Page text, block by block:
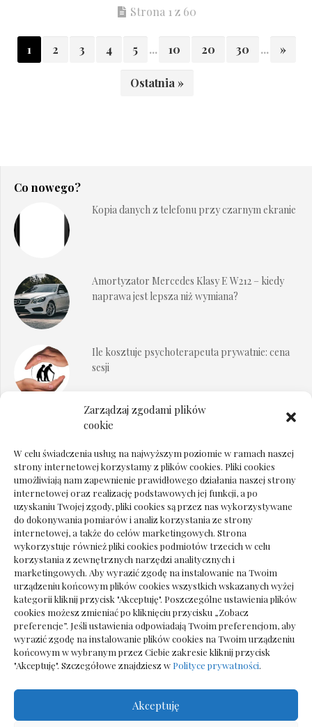
Zarządzaj zgodami plików
cookie
W celu świadczenia usług na najwyższym poziomie w ramach naszej
strony internetowej korzystamy z plików cookies. Pliki cookies
umożliwiają nam zapewnienie prawidłowego działania naszej strony
internetowej oraz realizację podstawowych jej funkcji, a po
uzyskaniu Twojej zgody, pliki cookies są przez nas wykorzystywane
do dokonywania pomiarów i analiz korzystania ze strony
internetowej, a także do celów marketingowych. Strona
wykorzystuje również pliki cookies podmiotów trzecich w celu
korzystania z zewnętrznych narzędzi analitycznych i
marketingowych. Aby wyrazić zgodę na instalowanie na Twoim
urządzeniu końcowym plików cookies wszystkich wskazanych wyżej
kategorii kliknij przycisk "Akceptuję". Poszczególne ustawienia plików
cookies możesz zmieniać po kliknięciu przycisku „Zobacz
preferencje”. Jeśli ustawienia odpowiadają Twoim preferencjom, aby
wyrazić zgodę na instalowanie plików cookies na Twoim urządzeniu
końcowym w wybranym przez Ciebie zakresie kliknij przycisk
"Akceptuję". Szczegółowe znajdziesz w Polityce prywatności.
Akceptuję
Strona 1 z 60
1 2 3 4 5 ... 10 20 30 ... »
Ostatnia »
Co nowego?
Kopia danych z telefonu przy czarnym ekranie
Amortyzator Mercedes Klasy E W212 – kiedy
naprawa jest lepsza niż wymiana?
Ile kosztuje psychoterapeuta prywatnie: cena
sesji
Dokumenty do odbioru przy zmianie biura
Deska podłogowa do salonu: jak wybrać bez
pośpiechu